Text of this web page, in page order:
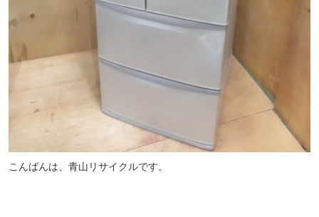
こんばんは、青山リサイクルです。